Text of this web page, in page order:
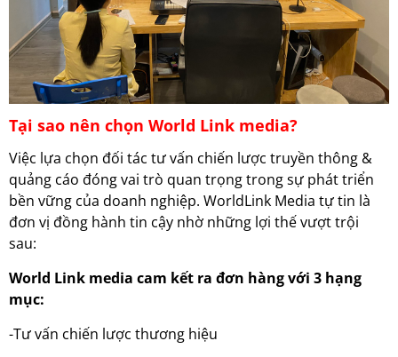
Tại sao nên chọn World Link media?
Việc lựa chọn đối tác tư vấn chiến lược truyền thông &
quảng cáo đóng vai trò quan trọng trong sự phát triển
bền vững của doanh nghiệp. WorldLink Media tự tin là
đơn vị đồng hành tin cậy nhờ những lợi thế vượt trội
sau:
World Link media cam kết ra đơn hàng với 3 hạng
mục:
-Tư vấn chiến lược thương hiệu